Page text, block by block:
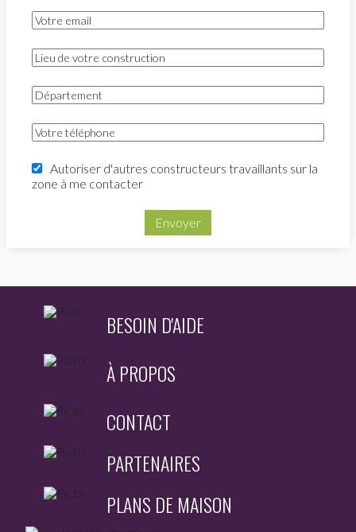
Autoriser d'autres constructeurs travaillants sur la
zone à me contacter
Envoyer
BESOIN D'AIDE
À PROPOS
CONTACT
PARTENAIRES
PLANS DE MAISON